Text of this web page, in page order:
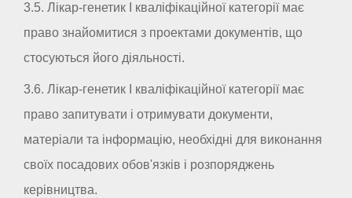
3.5. Лікар-генетик I кваліфікаційної категорії має
право знайомитися з проектами документів, що
стосуються його діяльності.
3.6. Лікар-генетик I кваліфікаційної категорії має
право запитувати і отримувати документи,
матеріали та інформацію, необхідні для виконання
своїх посадових обов'язків і розпоряджень
керівництва.